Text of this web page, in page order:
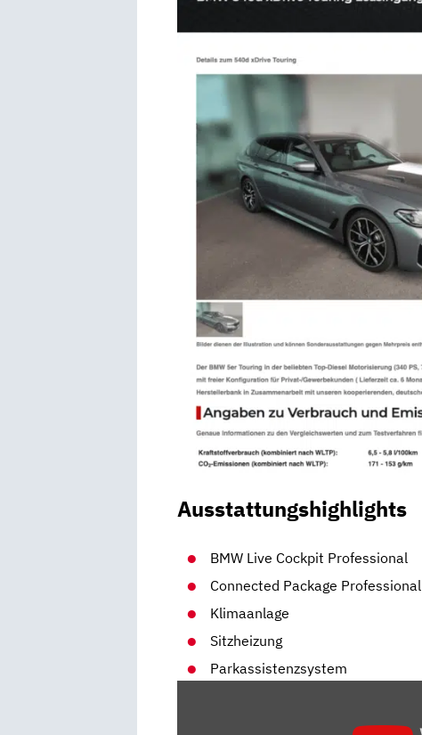
Ausstattungshighlights
BMW Live Cockpit Professional
Connected Package Professional
Klimaanlage
Sitzheizung
Parkassistenzsystem